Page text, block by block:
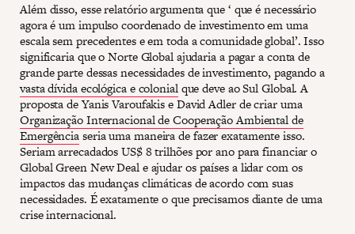
Além disso, esse relatório argumenta que ‘ que é necessário
agora é um impulso coordenado de investimento em uma
escala sem precedentes e em toda a comunidade global’. Isso
significaria que o Norte Global ajudaria a pagar a conta de
grande parte dessas necessidades de investimento, pagando a
vasta dívida ecológica e colonialque deve ao Sul Global. A
proposta de Yanis Varoufakis e David Adler de criar uma
Organização Internacional de Cooperação Ambiental de
Emergênciaseria uma maneira de fazer exatamente isso.
Seriam arrecadados US$ 8 trilhões por ano para financiar o
Global Green New Deal e ajudar os países a lidar com os
impactos das mudanças climáticas de acordo com suas
necessidades. É exatamente o que precisamos diante de uma
crise internacional.